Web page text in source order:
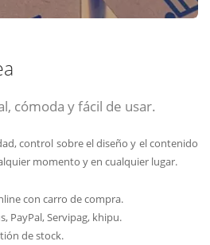
cómoda y fácil de usar.
control sobre el diseño y el contenido
momento y en cualquier lugar.
con carro de compra.
PayPal, Servipag, khipu.
de stock.